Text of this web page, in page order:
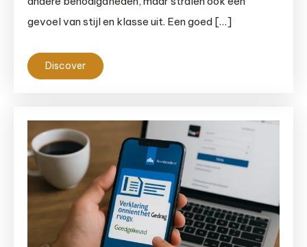
gevoel van stijl en klasse uit. Een goed […]
Discover